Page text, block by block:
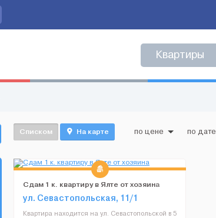
Квартиры
Списком На карте по цене по дате
Cдам 1 к. квартиру в Ялте от хозяина
ул. Севастопольская, 11/1
Квартира находится на ул. Севастопольской в 5